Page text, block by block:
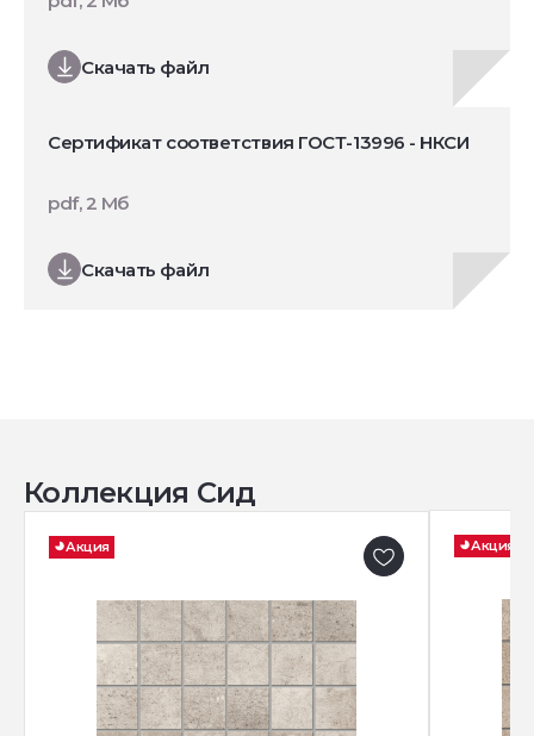
Скачать файл
Сертификат соответствия ГОСТ-13996 - НКСИ
Скачать файл
pdf, 2 Мб
Коллекция Сид
Акция Акция